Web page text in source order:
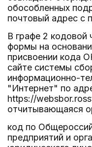
обособленных
почтовый адрес с
В графе 2 кодовой
формы на
присвоении кода
сайте системы
информационно-
"Интернет" по
https://
отчитывающаяся
код по
предприятий и